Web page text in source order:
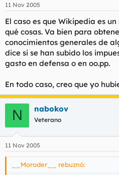
Acta de los DD.HH.: Bien,
contra algunas libertades civiles.
Retiro de la mayoría de los Lores
bien, habría que ver el
Creación de la Autoridad del
Acta de la Libertad de
no está aplicada.
Intervenciones en Kosovo,
indeciso; neutral.
Incremento de los impuestos
educación: Bien.
Suspensión del parlamento
11 Nov 2005
El caso es que Wikipedia es
qué cosas. Va bien para
conocimientos generales de
dice si se han subido los
gasto en defensa o en oo.pp.
En todo caso, creo que yo
N nabokov
Veterano
11 Nov 2005
__Moroder__ rebuznó: